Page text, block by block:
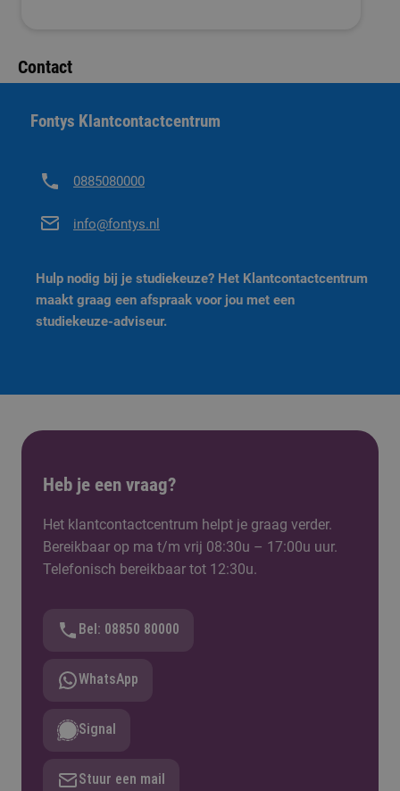
Contact
Fontys Klantcontactcentrum
0885080000
info@fontys.nl
Hulp nodig bij je studiekeuze? Het Klantcontactcentrum
maakt graag een afspraak voor jou met een
studiekeuze-adviseur.
Heb je een vraag?
Het klantcontactcentrum helpt je graag verder.
Bereikbaar op ma t/m vrij 08:30u – 17:00u uur.
Telefonisch bereikbaar tot 12:30u.
Bel: 08850 80000
WhatsApp
Signal
Stuur een mail